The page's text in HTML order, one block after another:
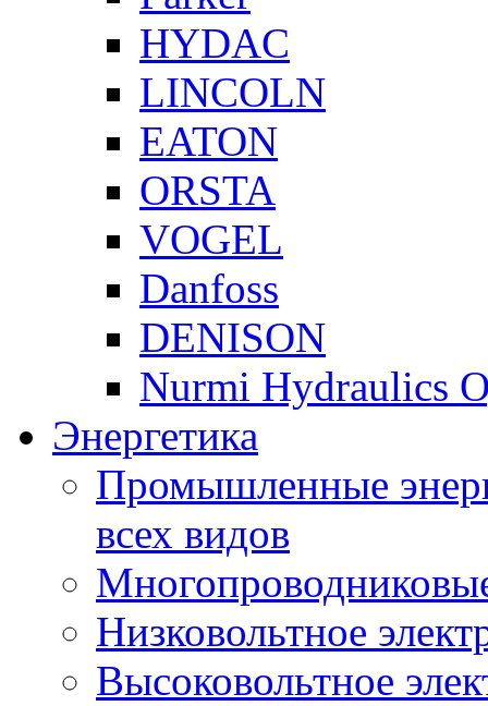
HYDAC
LINCOLN
EATON
ORSTA
VOGEL
Danfoss
DENISON
Nurmi Hydraulics
Энергетика
Промышленные
всех видов
Низковольтное
Высоковольтное